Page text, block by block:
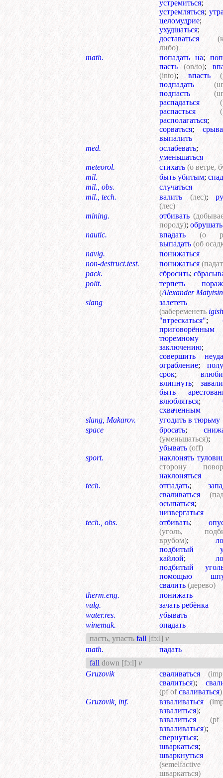
устремиться;
устремляться;
целомудрие;
ухудшаться;
доставаться
либо)
math.
попадать на;
пасть
(on/to);
(into); впасть
подпадать
подпасть
распадаться
распасться
располагаться;
сорваться;
выпалить
med.
ослабевать;
уменьшаться
meteorol.
стихать (о ветре,
mil.
быть убитым;
mil., obs.
случаться
mil., tech.
валить (лес);
(лес)
mining.
отбивать
породу); обрушать
nautic.
впадать
(о
выпадать (об
navig.
понижаться
non-destruct.test.
понижаться
pack.
сбросить;
polit.
терпеть
(Alexander Matytsin
slang
залететь
(забеременеть
"втрескаться";
тюремному
заключению;
совершить
ограбление;
срок;
влипнуть;
быть
влюбляться;
схваченным
slang, Makarov.
угодить в тюрьму
space
бросать;
(уменьшаться);
убывать (off)
sport.
наклонять
сторону
наклоняться
tech.
отпадать;
сваливаться
осыпаться;
низвергаться
tech., obs.
отбивать;
(уголь,
врубом);
подбитый
кайлой;
подбитый
помощью
свалить (дерево)
therm.eng.
понижать
vulg.
зачать ребёнка
water.res.
убывать
winemak.
опадать
пасть, упасть fall [fɔ:l] v
math.
падать
falldown [fɔ:l] v
Gruzovik
сваливаться
свалиться);
(pf ofсваливаться)
Gruzovik, inf.
взваливаться
взвалиться);
взвалиться
взваливаться);
свернуться;
шваркаться;
шваркнуться
шваркаться)